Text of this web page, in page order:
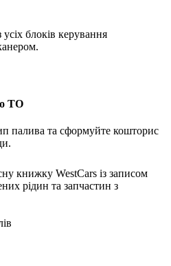
блоків керування
ТО
палива та сформуйте кошторис
книжку WestCars із записом
рідин та запчастин з